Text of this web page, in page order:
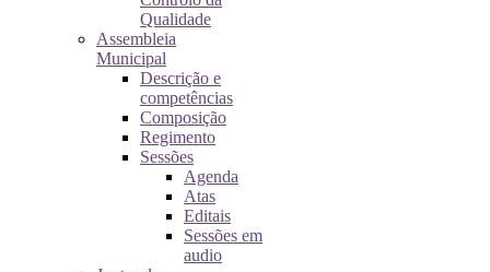
Qualidade
Assembleia
Municipal
Descrição e
competências
Composição
Regimento
Sessões
Agenda
Atas
Editais
Sessões em
audio